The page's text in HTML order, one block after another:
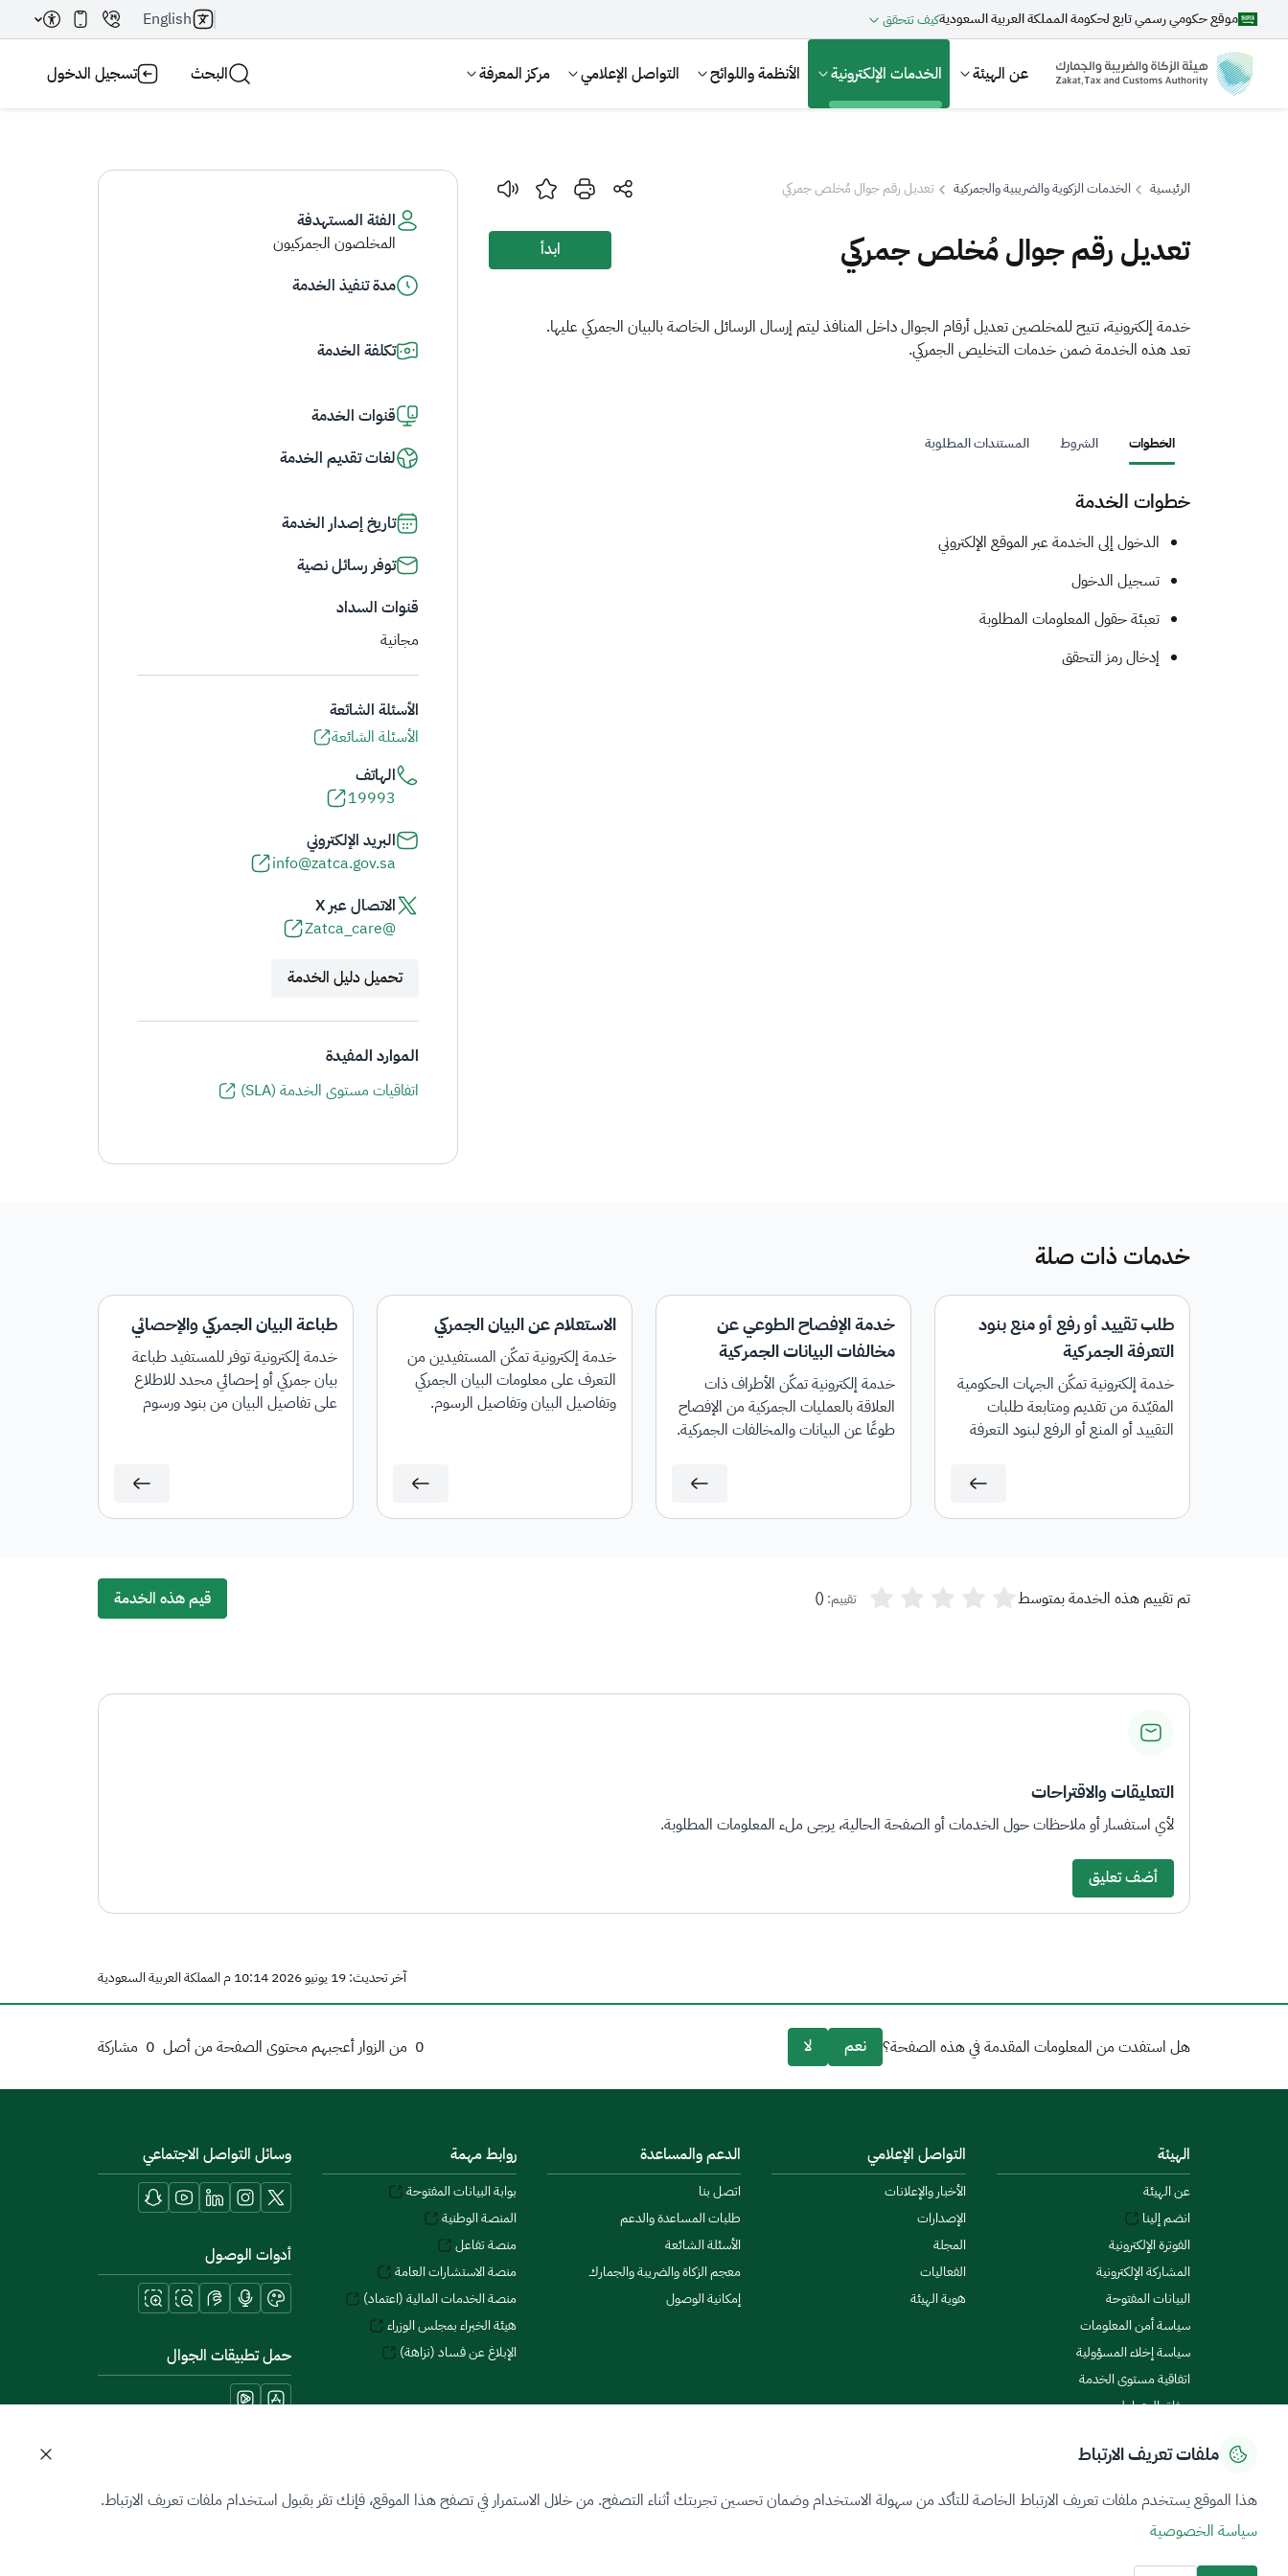
موقع حكومي رسمي تابع لحكومة المملكة العربية السعوديةكيف تتحقق English
عن الهيئة الخدمات الإلكترونية الأنظمة واللوائح التواصل الإعلامي مركز المعرفة البحث تسجيل الدخول
اقتراحات
الجمارك ضريبة القيمة المضافة
الرئيسية الخدمات الزكوية والضريبية والجمركية تعديل رقم جوال مُخلص جمركي
تعديل رقم جوال مُخلص جمركي ابدأ
خدمة إلكترونية، تتيح للمخلصين تعديل أرقام الجوال داخل المنافذ ليتم إرسال الرسائل الخاصة بالبيان الجمركي عليها.
تعد هذه الخدمة ضمن خدمات التخليص الجمركي.
الخطوات الشروط المستندات المطلوبة
خطوات الخدمة
​​​​​​​​​​الدخول إلى الخدمة عبر الموقع الإلكتروني
تسجيل الدخول
تعبئة حقول المعلومات المطلوبة
إدخال رمز التحقق ​​
الفئة المستهدفة
المخلصون الجمركيون
مدة تنفيذ الخدمة
تكلفة الخدمة
قنوات الخدمة
لغات تقديم الخدمة
تاريخ إصدار الخدمة
توفر رسائل نصية
قنوات السداد
مجانية
الأسئلة الشائعة
الأسئلة الشائعة
الهاتف
19993
البريد الإلكتروني
info@zatca.gov.sa
الاتصال عبر X
@Zatca_care
تحميل دليل الخدمة
الموارد المفيدة
اتفاقيات مستوى الخدمة (SLA)
خدمات ذات صلة
طلب تقييد أو رفع أو منع بنود
التعرفة الجمركية
خدمة إلكترونية تمكّن الجهات الحكومية
المقيّدة من تقديم ومتابعة طلبات
التقييد أو المنع أو الرفع لبنود التعرفة
خدمة الإفصاح الطوعي عن
مخالفات البيانات الجمركية
خدمة إلكترونية تمكّن الأطراف ذات
العلاقة بالعمليات الجمركية من الإفصاح
طوعًا عن البيانات والمخالفات الجمركية.
الاستعلام عن البيان الجمركي
خدمة إلكترونية تمكّن المستفيدين من
التعرف على معلومات البيان الجمركي
وتفاصيل البيان وتفاصيل الرسوم.
طباعة البيان الجمركي والإحصائي
خدمة إلكترونية توفر للمستفيد طباعة
بيان جمركي أو إحصائي محدد للاطلاع
على تفاصيل البيان من بنود ورسوم
تم تقييم هذه الخدمة بمتوسط تقييم: (
) قيم هذه الخدمة
التعليقات والاقتراحات
لأي استفسار أو ملاحظات حول الخدمات أو الصفحة الحالية، يرجى ملء المعلومات المطلوبة.
أضف تعليق
آخر تحديث: 19 يونيو 2026 10:14 م المملكة العربية السعودية
0 من الزوار أعجبهم محتوى الصفحة من أصل 0 مشاركة هل استفدت من المعلومات المقدمة في هذه الصفحة؟ نعم لا
الهيئة
عن الهيئة
انضم إلينا
الفوترة الإلكترونية
المشاركة الإلكترونية
البيانات المفتوحة
سياسة أمن المعلومات
سياسة إخلاء المسؤولية
اتفاقية مستوى الخدمة
ميثاق المتعاملين
التواصل الإعلامي
الأخبار والإعلانات
الإصدارات
المجلة
الفعاليات
هوية الهيئة
الدعم والمساعدة
اتصل بنا
طلبات المساعدة والدعم
الأسئلة الشائعة
معجم الزكاة والضريبة والجمارك
إمكانية الوصول
روابط مهمة
بوابة البيانات المفتوحة
المنصة الوطنية
منصة تفاعل
منصة الاستشارات العامة
منصة الخدمات المالية (اعتماد)
هيئة الخبراء بمجلس الوزراء
الإبلاغ عن فساد (نزاهة)
وسائل التواصل الاجتماعي
أدوات الوصول
حمل تطبيقات الجوال
جميع الحقوق محفوظة 2026 © ZATCA.GOV.SA
ملفات تعريف الارتباط
هذا الموقع يستخدم ملفات تعريف الارتباط الخاصة للتأكد من سهولة الاستخدام وضمان تحسين تجربتك أثناء التصفح. من خلال الاستمرار في تصفح هذا الموقع، فإنك تقر بقبول استخدام ملفات تعريف الارتباط.
سياسة الخصوصية